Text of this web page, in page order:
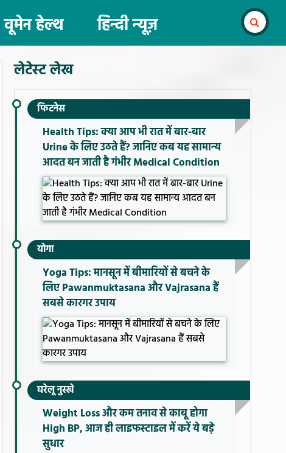
वूमेन हेल्थ हिन्दी न्यूज़
लेटेस्ट लेख
फिटनेस
Health Tips: क्या आप भी रात में बार-बार
Urine के लिए उठते हैं? जानिए कब यह सामान्य
आदत बन जाती है गंभीर Medical Condition
योगा
Yoga Tips: मानसून में बीमारियों से बचने के
लिए Pawanmuktasana और Vajrasana हैं
सबसे कारगर उपाय
घरेलू नुस्खे
Weight Loss और कम तनाव से काबू होगा
High BP, आज ही लाइफस्टाइल में करें ये बड़े
सुधार